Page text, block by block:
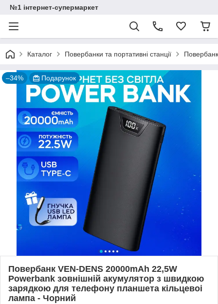
№1 інтернет-супермаркет
Каталог Повербанки та портативні станції
–34% Подарунок
Повербанк VEN-DENS 20000mAh 22,5W
Powerbank зовнішній акумулятор з швидкою
зарядкою для телефону планшета кільцевоі
лампа - Чорний